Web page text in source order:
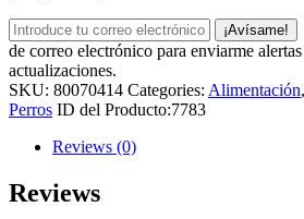
¡Avísame!
de correo electrónico para enviarme
actualizaciones.
SKU: 80070414 Categories: Alimentación,
Perros ID del Producto:7783
Reviews (0)
Reviews